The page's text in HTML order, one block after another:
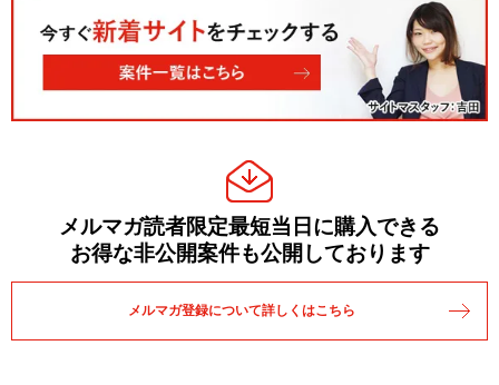
メルマガ読者限定最短当日に購入できる
お得な非公開案件も公開しております
メルマガ登録について詳しくはこちら